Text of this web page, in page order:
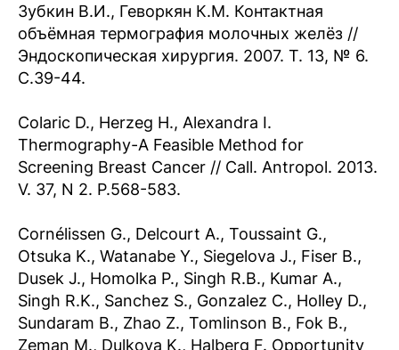
Зубкин В.И., Геворкян К.М. Контактная
объёмная термография молочных желёз //
Эндоскопическая хирургия. 2007. Т. 13, № 6.
С.39-44.
Colaric D., Herzeg H., Alexandra I.
Thermography-A Feasible Method for
Screening Breast Cancer // Call. Antropol. 2013.
V. 37, N 2. P.568-583.
Cornélissen G., Delcourt A., Toussaint G.,
Otsuka K., Watanabe Y., Siegelova J., Fiser B.,
Dusek J., Homolka P., Singh R.B., Kumar A.,
Singh R.K., Sanchez S., Gonzalez C., Holley D.,
Sundaram B., Zhao Z., Tomlinson B., Fok B.,
Zeman M., Dulkova K., Halberg F. Opportunity